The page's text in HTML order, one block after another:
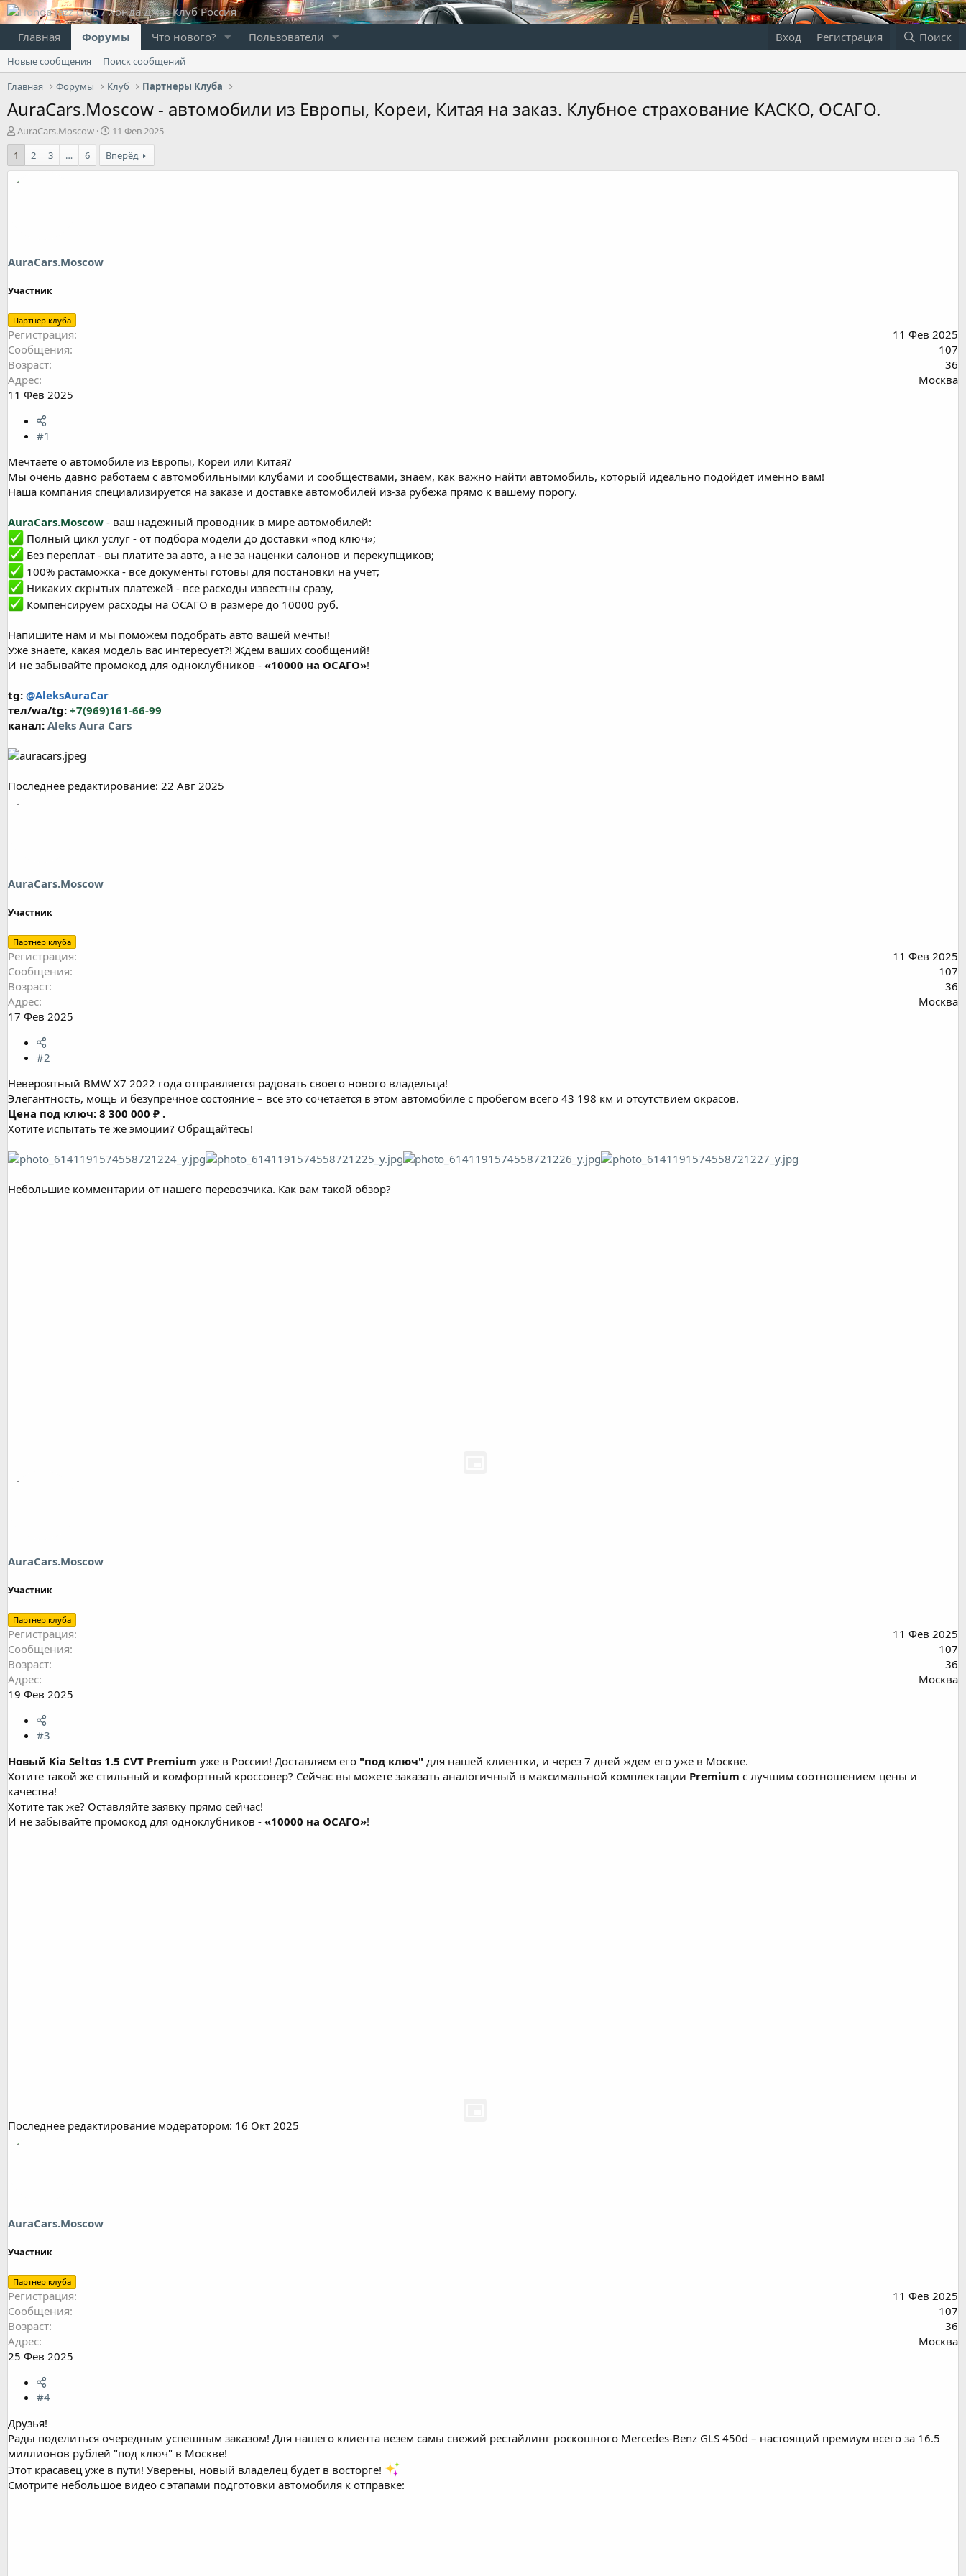
Главная Форумы Что нового? Пользователи Вход Регистрация Поиск
Новые сообщения
Поиск сообщений
Главная
Форумы Клуб Партнеры Клуба
AuraCars.Moscow - автомобили из Европы, Кореи, Китая на заказ. Клубное страхование КАСКО, ОСАГО.
А
в
т
о
р
AuraCars.Moscow
Д
а
т
а
11 Фев 2025
1
2 3 … 6 Вперёд
AuraCars.Moscow
Участник
Партнер клуба
Регистрация
11 Фев 2025
Сообщения
107
Возраст
36
Адрес
Москва
11 Фев 2025
#1
Мечтаете о автомобиле из Европы, Кореи или Китая?
Мы очень давно работаем с автомобильными клубами и сообществами, знаем, как важно найти автомобиль, который идеально подойдет именно вам!
Наша компания специализируется на заказе и доставке автомобилей из-за рубежа прямо к вашему порогу.
AuraCars.Moscow - ваш надежный проводник в мире автомобилей:
Полный цикл услуг - от подбора модели до доставки «под ключ»;
Без переплат - вы платите за авто, а не за наценки салонов и перекупщиков;
100% растаможка - все документы готовы для постановки на учет;
Никаких скрытых платежей - все расходы известны сразу,
Компенсируем расходы на ОСАГО в размере до 10000 руб.
Напишите нам и мы поможем подобрать авто вашей мечты!
Уже знаете, какая модель вас интересует?! Ждем ваших сообщений!
И не забывайте промокод для одноклубников - «10000 на ОСАГО»!
tg: @AleksAuraCar
тел/wa/tg: +7(969)161-66-99
канал: Аleks Aura Cars
Последнее редактирование: 22 Авг 2025
AuraCars.Moscow
Участник
Партнер клуба
Регистрация
11 Фев 2025
Сообщения
107
Возраст
36
Адрес
Москва
17 Фев 2025
#2
Невероятный BMW X7 2022 года отправляется радовать своего нового владельца!
Элегантность, мощь и безупречное состояние – все это сочетается в этом автомобиле с пробегом всего 43 198 км и отсутствием окрасов.
Цена под ключ: 8 300 000 ₽ .
Хотите испытать те же эмоции? Обращайтесь!
Небольшие комментарии от нашего перевозчика. Как вам такой обзор?
AuraCars.Moscow
Участник
Партнер клуба
Регистрация
11 Фев 2025
Сообщения
107
Возраст
36
Адрес
Москва
19 Фев 2025
#3
Новый Kia Seltos 1.5 CVT Premium уже в России! Доставляем его "под ключ" для нашей клиентки, и через 7 дней ждем его уже в Москве.
Хотите такой же стильный и комфортный кроссовер? Сейчас вы можете заказать аналогичный в максимальной комплектации Premium с лучшим соотношением цены и
качества!
Хотите так же? Оставляйте заявку прямо сейчас!
И не забывайте промокод для одноклубников - «10000 на ОСАГО»!
Последнее редактирование модератором: 16 Окт 2025
AuraCars.Moscow
Участник
Партнер клуба
Регистрация
11 Фев 2025
Сообщения
107
Возраст
36
Адрес
Москва
25 Фев 2025
#4
Друзья!
Рады поделиться очередным успешным заказом! Для нашего клиента везем самы свежий рестайлинг роскошного Mercedes-Benz GLS 450d – настоящий премиум всего за 16.5
миллионов рублей "под ключ" в Москве!
Этот красавец уже в пути! Уверены, новый владелец будет в восторге!
Смотрите небольшое видео с этапами подготовки автомобиля к отправке: